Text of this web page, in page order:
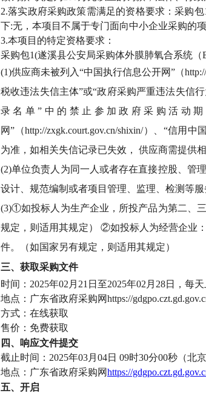
2.落实政府采购政策需满足的资格要求：采购
下:无，本项目不属于专门面向中小企业采购的项
3.本项目的特定资格要求：
采购包1(遂溪县公安局采购体外膜肺氧合系统
(1)供应商未被列入“中国执行信息公开网”（
税收违法失信主体”或“政府采购严重违法失信
录名单”中的禁止参加政府采购活动
网”（http://zxgk.court.gov.cn/shixin/）、“信用
为准，如相关失信记录已失效， 供应商需提供
(2)单位负责人为同一人或者存在直接控股、管
设计、规范编制或者项目管理、监理、检测等
(3)①如投标人为生产企业，所投产品为第二、
规定，则适用其规定） ②如投标人为经营企业
件。（如国家另有规定，则适用其规定）
三、 获取采购文件
时间： 2025年02月21日至2025年02月28日，每
地点：广东省政府采购网https://
方式：在线获取
售价：免费获取
四、
响应文件提交
截止时间： 2025年03月04日 09时30分00秒（北京
地点：广东省政府采购网https://
五、 开启